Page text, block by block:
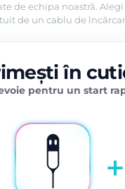
de echipa noastră.
de un cablu de
în
pentru un start
+